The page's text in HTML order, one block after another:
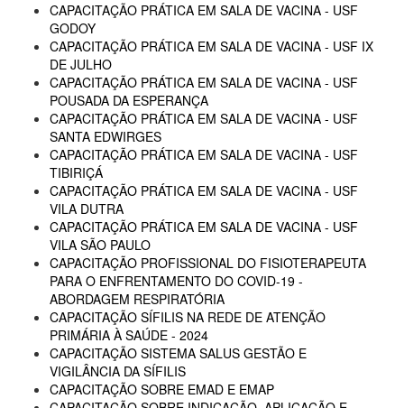
CAPACITAÇÃO PRÁTICA EM SALA DE VACINA - USF
GODOY
CAPACITAÇÃO PRÁTICA EM SALA DE VACINA - USF IX
DE JULHO
CAPACITAÇÃO PRÁTICA EM SALA DE VACINA - USF
POUSADA DA ESPERANÇA
CAPACITAÇÃO PRÁTICA EM SALA DE VACINA - USF
SANTA EDWIRGES
CAPACITAÇÃO PRÁTICA EM SALA DE VACINA - USF
TIBIRIÇÁ
CAPACITAÇÃO PRÁTICA EM SALA DE VACINA - USF
VILA DUTRA
CAPACITAÇÃO PRÁTICA EM SALA DE VACINA - USF
VILA SÃO PAULO
CAPACITAÇÃO PROFISSIONAL DO FISIOTERAPEUTA
PARA O ENFRENTAMENTO DO COVID-19 -
ABORDAGEM RESPIRATÓRIA
CAPACITAÇÃO SÍFILIS NA REDE DE ATENÇÃO
PRIMÁRIA À SAÚDE - 2024
CAPACITAÇÃO SISTEMA SALUS GESTÃO E
VIGILÂNCIA DA SÍFILIS
CAPACITAÇÃO SOBRE EMAD E EMAP